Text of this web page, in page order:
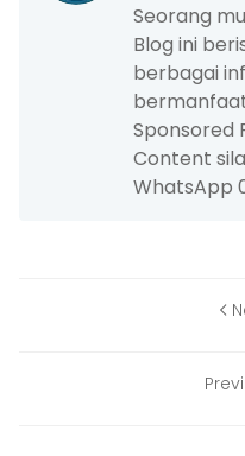
Seorang
Blog ini
berbagai
Sponsored
Content
WhatsApp